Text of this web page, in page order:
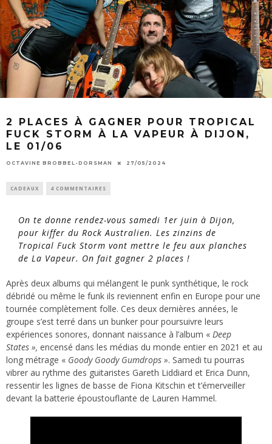
2 PLACES À GAGNER POUR TROPICAL
FUCK STORM À LA VAPEUR À DIJON,
LE 01/06
OCTAVINE BROBBEL-DORSMAN 27/05/2024
CADEAUX 4 COMMENTAIRES
On te donne rendez-vous samedi 1er juin à Dijon,
pour kiffer du Rock Australien. Les zinzins de
Tropical Fuck Storm vont mettre le feu aux planches
de La Vapeur. On fait gagner 2 places !
Après deux albums qui mélangent le punk synthétique, le rock
débridé ou même le funk ils reviennent enfin en Europe pour une
tournée complètement folle. Ces deux dernières années, le
groupe s’est terré dans un bunker pour poursuivre leurs
expériences sonores, donnant naissance à l’album « Deep
States », encensé dans les médias du monde entier en 2021 et au
long métrage « Goody Goody Gumdrops ». Samedi tu pourras
vibrer au rythme des guitaristes Gareth Liddiard et Erica Dunn,
ressentir les lignes de basse de Fiona Kitschin et t’émerveiller
devant la batterie époustouflante de Lauren Hammel.